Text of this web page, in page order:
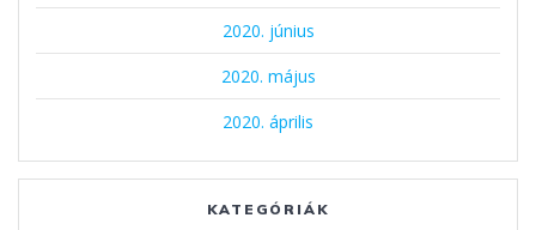
2020. június
2020. május
2020. április
KATEGÓRIÁK